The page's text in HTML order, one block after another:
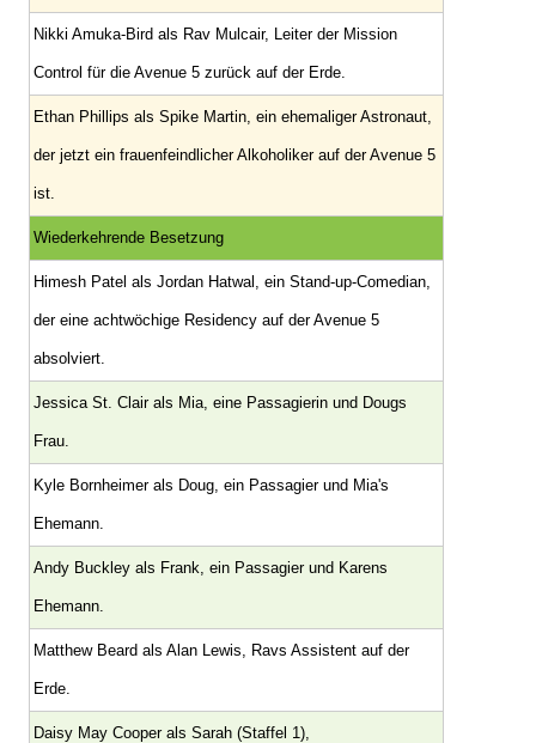
Nikki Amuka-Bird als Rav Mulcair, Leiter der Mission
Control für die Avenue 5 zurück auf der Erde.
Ethan Phillips als Spike Martin, ein ehemaliger Astronaut,
der jetzt ein frauenfeindlicher Alkoholiker auf der Avenue 5
ist.
Wiederkehrende Besetzung
Himesh Patel als Jordan Hatwal, ein Stand-up-Comedian,
der eine achtwöchige Residency auf der Avenue 5
absolviert.
Jessica St. Clair als Mia, eine Passagierin und Dougs
Frau.
Kyle Bornheimer als Doug, ein Passagier und Mia's
Ehemann.
Andy Buckley als Frank, ein Passagier und Karens
Ehemann.
Matthew Beard als Alan Lewis, Ravs Assistent auf der
Erde.
Daisy May Cooper als Sarah (Staffel 1),